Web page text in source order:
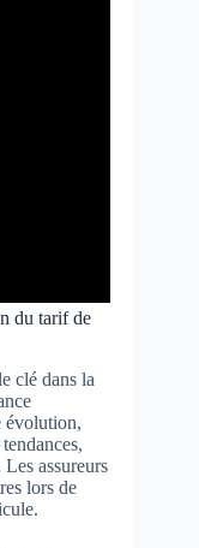
du tarif de
clé dans la
évolution,
assureurs
lors de